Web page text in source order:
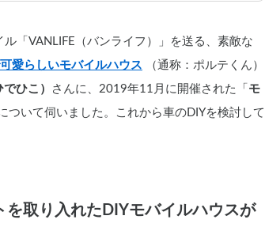
「VANLIFE（バンライフ）」を送る、素敵な
愛らしいモバイルハウス （通称：ポルテくん）
ひこ） さんに、2019年11月に開催された「 モ
ついて伺いました。これから車のDIYを検討して
取り入れたDIYモバイルハウスが